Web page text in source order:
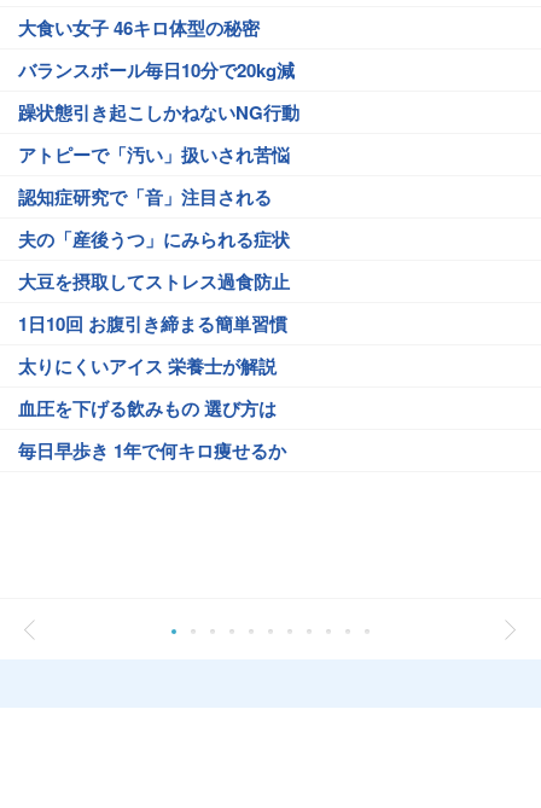
大食い女子 46キロ体型の秘密
バランスボール毎日10分で20kg減
躁状態引き起こしかねないNG行動
アトピーで「汚い」扱いされ苦悩
認知症研究で「音」注目される
夫の「産後うつ」にみられる症状
大豆を摂取してストレス過食防止
1日10回 お腹引き締まる簡単習慣
太りにくいアイス 栄養士が解説
血圧を下げる飲みもの 選び方は
毎日早歩き 1年で何キロ痩せるか